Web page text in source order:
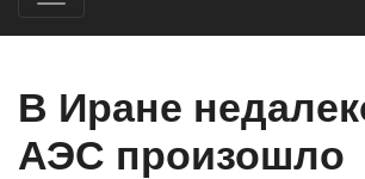
В Иране
АЭС произошло